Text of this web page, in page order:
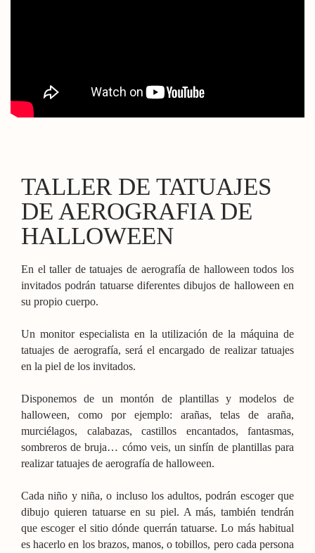
TALLER DE TATUAJES
DE AEROGRAFIA DE
HALLOWEEN
En el taller de tatuajes de aerografía de halloween todos los
invitados podrán tatuarse diferentes dibujos de halloween en
su propio cuerpo.
Un monitor especialista en la utilización de la máquina de
tatuajes de aerografía, será el encargado de realizar tatuajes
en la piel de los invitados.
Disponemos de un montón de plantillas y modelos de
halloween, como por ejemplo: arañas, telas de araña,
murciélagos, calabazas, castillos encantados, fantasmas,
sombreros de bruja… cómo veis, un sinfín de plantillas para
realizar tatuajes de aerografía de halloween.
Cada niño y niña, o incluso los adultos, podrán escoger que
dibujo quieren tatuarse en su piel. A más, también tendrán
que escoger el sitio dónde querrán tatuarse. Lo más habitual
es hacerlo en los brazos, manos, o tobillos, pero cada persona